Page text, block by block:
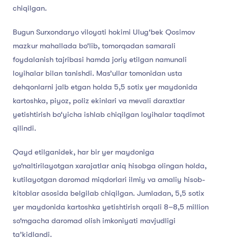
chiqilgan.
Bugun Surxondaryo viloyati hokimi Ulug‘bek Qosimov
mazkur mahallada bo‘lib, tomorqadan samarali
foydalanish tajribasi hamda joriy etilgan namunali
loyihalar bilan tanishdi. Mas’ullar tomonidan usta
dehqonlarni jalb etgan holda 5,5 sotix yer maydonida
kartoshka, piyoz, poliz ekinlari va mevali daraxtlar
yetishtirish bo‘yicha ishlab chiqilgan loyihalar taqdimot
qilindi.
Qayd etilganidek, har bir yer maydoniga
yo‘naltirilayotgan xarajatlar aniq hisobga olingan holda,
kutilayotgan daromad miqdorlari ilmiy va amaliy hisob-
kitoblar asosida belgilab chiqilgan. Jumladan, 5,5 sotix
yer maydonida kartoshka yetishtirish orqali 8–8,5 million
so‘mgacha daromad olish imkoniyati mavjudligi
ta’kidlandi.